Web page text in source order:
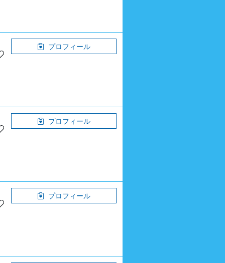
プロフィール
プロフィール
プロフィール